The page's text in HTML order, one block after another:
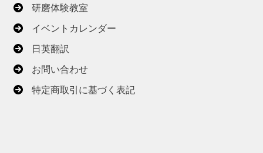
研磨体験教室
イベントカレンダー
日英翻訳
お問い合わせ
特定商取引に基づく表記